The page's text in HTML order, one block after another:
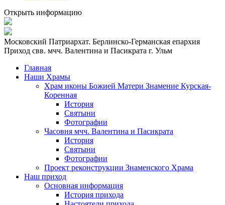
Открыть информацию
Московский Патриархат. Берлинско-Германская епархия
Приход свв. мчч. Валентина и Пасикрата г. Ульм
Главная
Наши Храмы
Храм иконы Божией Матери Знамение Курская-
Коренная
История
Святыни
Фотографии
Часовня мчч. Валентина и Пасикрата
История
Святыни
Фотографии
Проект реконструкции Знаменского Храма
Наш приход
Основная информация
История прихода